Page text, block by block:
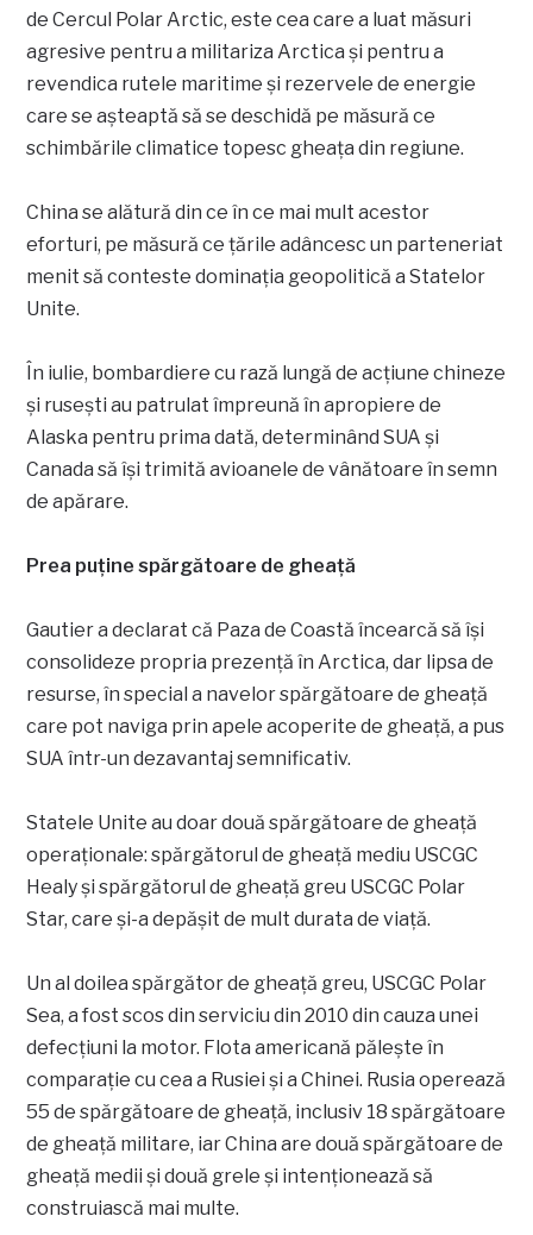
de Cercul Polar Arctic, este cea care a luat măsuri
agresive pentru a militariza Arctica și pentru a
revendica rutele maritime și rezervele de energie
care se așteaptă să se deschidă pe măsură ce
schimbările climatice topesc gheața din regiune.
China se alătură din ce în ce mai mult acestor
eforturi, pe măsură ce țările adâncesc un parteneriat
menit să conteste dominația geopolitică a Statelor
Unite.
În iulie, bombardiere cu rază lungă de acțiune chineze
și rusești au patrulat împreună în apropiere de
Alaska pentru prima dată, determinând SUA și
Canada să își trimită avioanele de vânătoare în semn
de apărare.
Prea puține spărgătoare de gheață
Gautier a declarat că Paza de Coastă încearcă să își
consolideze propria prezență în Arctica, dar lipsa de
resurse, în special a navelor spărgătoare de gheață
care pot naviga prin apele acoperite de gheață, a pus
SUA într-un dezavantaj semnificativ.
Statele Unite au doar două spărgătoare de gheață
operaționale: spărgătorul de gheață mediu USCGC
Healy și spărgătorul de gheață greu USCGC Polar
Star, care și-a depășit de mult durata de viață.
Un al doilea spărgător de gheață greu, USCGC Polar
Sea, a fost scos din serviciu din 2010 din cauza unei
defecțiuni la motor. Flota americană pălește în
comparație cu cea a Rusiei și a Chinei. Rusia operează
55 de spărgătoare de gheață, inclusiv 18 spărgătoare
de gheață militare, iar China are două spărgătoare de
gheață medii și două grele și intenționează să
construiască mai multe.